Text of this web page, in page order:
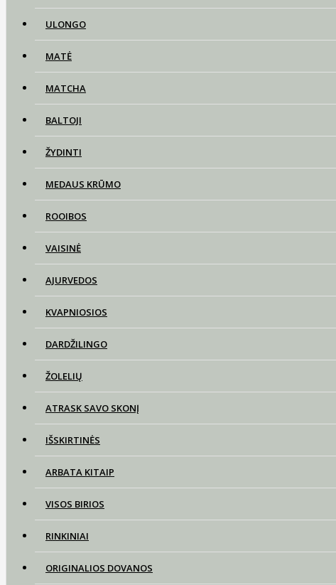
ULONGO
MATĖ
MATCHA
BALTOJI
ŽYDINTI
MEDAUS KRŪMO
ROOIBOS
VAISINĖ
AJURVEDOS
KVAPNIOSIOS
DARDŽILINGO
ŽOLELIŲ
ATRASK SAVO SKONĮ
IŠSKIRTINĖS
ARBATA KITAIP
VISOS BIRIOS
RINKINIAI
ORIGINALIOS DOVANOS